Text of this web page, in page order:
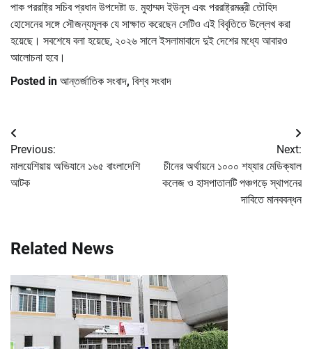
পাক পররাষ্ট্র সচিব প্রধান উপদেষ্টা ড. মুহাম্মদ ইউনূস এবং পররাষ্ট্রমন্ত্রী তৌহিদ
হোসেনের সঙ্গে সৌজন্যমূলক যে সাক্ষাত করেছেন সেটিও এই বিবৃতিতে উল্লেখ করা
হয়েছে। সবশেষে বলা হয়েছে, ২০২৬ সালে ইসলামাবাদে দুই দেশের মধ্যে আবারও
আলোচনা হবে।
Posted in আন্তর্জাতিক সংবাদ, বিশ্ব সংবাদ
Post
navigation
Previous:
মালয়েশিয়ায় অভিযানে ১৬৫ বাংলাদেশি
আটক
Next:
চীনের অর্থায়নে ১০০০ শয্যার মেডিক্যাল
কলেজ ও হাসপাতালটি পঞ্চগড়ে স্থাপনের
দাবিতে মানববন্ধন
Related News